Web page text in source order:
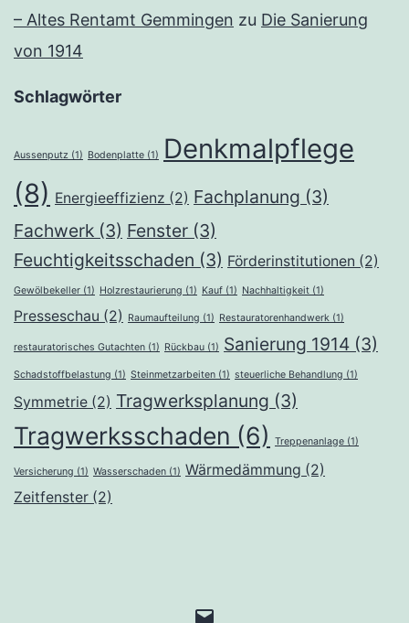
– Altes Rentamt Gemmingen zu Die Sanierung
von 1914
Schlagwörter
Aussenputz (1) Bodenplatte (1)
Denkmalpflege
(8) Energieeffizienz (2) Fachplanung (3)
Fachwerk (3) Fenster (3)
Feuchtigkeitsschaden (3) Förderinstitutionen (2)
Gewölbekeller (1) Holzrestaurierung (1) Kauf (1) Nachhaltigkeit (1)
Presseschau (2) Raumaufteilung (1) Restauratorenhandwerk (1)
restauratorisches Gutachten (1) Rückbau (1) Sanierung 1914 (3)
Schadstoffbelastung (1) Steinmetzarbeiten (1) steuerliche Behandlung (1)
Symmetrie (2) Tragwerksplanung (3)
Tragwerksschaden (6) Treppenanlage (1)
Versicherung (1) Wasserschaden (1) Wärmedämmung (2)
Zeitfenster (2)